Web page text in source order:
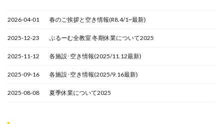
2026-04-01 春のご挨拶と空き情報(R8.4/1~最新)
2025-12-23 ぶるーむ全教室 冬期休業について2025
2025-11-12 各施設･空き情報(2025/11.12最新)
2025-09-16 各施設･空き情報(2025/9.16最新)
2025-08-08 夏季休業について2025